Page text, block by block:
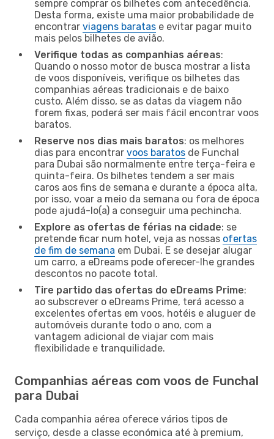
sempre comprar os bilhetes com antecedência.
Desta forma, existe uma maior probabilidade de
encontrar viagens baratas e evitar pagar muito
mais pelos bilhetes de avião.
Verifique todas as companhias aéreas:
Quando o nosso motor de busca mostrar a lista
de voos disponíveis, verifique os bilhetes das
companhias aéreas tradicionais e de baixo
custo. Além disso, se as datas da viagem não
forem fixas, poderá ser mais fácil encontrar voos
baratos.
Reserve nos dias mais baratos: os melhores
dias para encontrar voos baratos de Funchal
para Dubai são normalmente entre terça-feira e
quinta-feira. Os bilhetes tendem a ser mais
caros aos fins de semana e durante a época alta,
por isso, voar a meio da semana ou fora de época
pode ajudá-lo(a) a conseguir uma pechincha.
Explore as ofertas de férias na cidade: se
pretende ficar num hotel, veja as nossas ofertas
de fim de semana em Dubai. E se desejar alugar
um carro, a eDreams pode oferecer-lhe grandes
descontos no pacote total.
Tire partido das ofertas do eDreams Prime:
ao subscrever o eDreams Prime, terá acesso a
excelentes ofertas em voos, hotéis e aluguer de
automóveis durante todo o ano, com a
vantagem adicional de viajar com mais
flexibilidade e tranquilidade.
Companhias aéreas com voos de Funchal
para Dubai
Cada companhia aérea oferece vários tipos de
serviço, desde a classe económica até à premium,